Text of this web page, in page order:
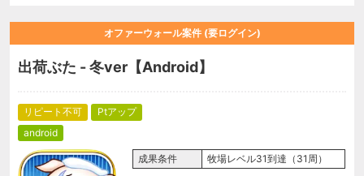
オファーウォール案件 (要ログイン)
出荷ぶた - 冬ver【Android】
リピート不可
Ptアップ
android
成果条件 牧場レベル31到達（31周）